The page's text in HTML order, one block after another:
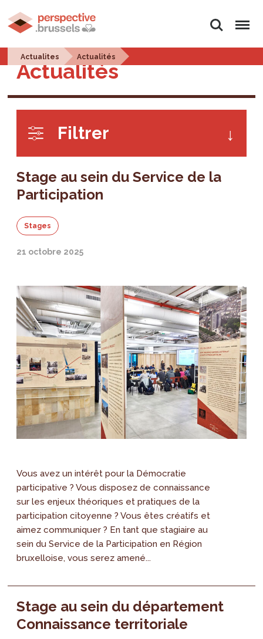
Rechercher
Menu
Actualites Actualités
Actualités
Filtrer
Stage au sein du Service de la
Participation
Stages
21 octobre 2025
Vous avez un intérêt pour la Démocratie
participative ? Vous disposez de connaissance
sur les enjeux théoriques et pratiques de la
participation citoyenne ? Vous êtes créatifs et
aimez communiquer ? En tant que stagiaire au
sein du Service de la Participation en Région
bruxelloise, vous serez amené...
Stage au sein du département
Connaissance territoriale